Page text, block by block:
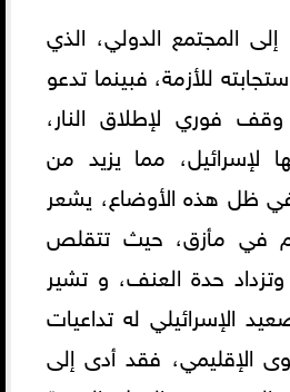
إلى المجتمع الدولي، الذي
للأزمة، فبينما تدعو
فوري لإطلاق النار،
لإسرائيل، مما يزيد من
ظل هذه الأوضاع، يشعر
في مأزق، حيث تتقلص
وتزداد حدة العنف، و تشير
الإسرائيلي له تداعيات
الإقليمي، فقد أدى إلى